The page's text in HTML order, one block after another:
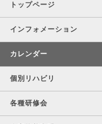
トップページ
インフォメーション
カレンダー
個別リハビリ
各種研修会